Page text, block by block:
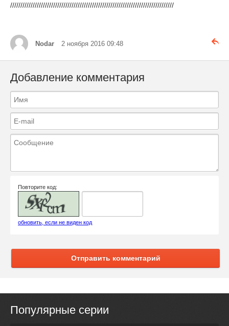
////////////////////////////////////////////////////////////////////////////////
Nodar 2 ноября 2016 09:48
Добавление комментария
Повторите код:
обновить, если не виден код
Отправить комментарий
Популярные серии